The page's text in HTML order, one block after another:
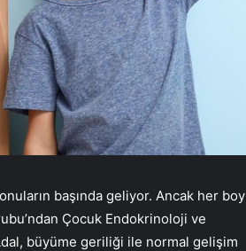
başında geliyor. Ancak her boy
Çocuk Endokrinoloji ve
büyüme geriliği ile normal gelişim